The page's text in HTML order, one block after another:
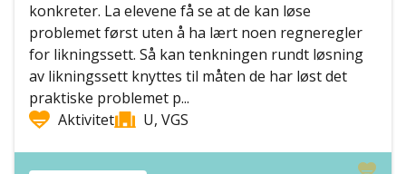
konkreter. La elevene få se at de kan løse
problemet først uten å ha lært noen regneregler
for likningssett. Så kan tenkningen rundt løsning
av likningssett knyttes til måten de har løst det
praktiske problemet p...
Aktivitet
U, VGS